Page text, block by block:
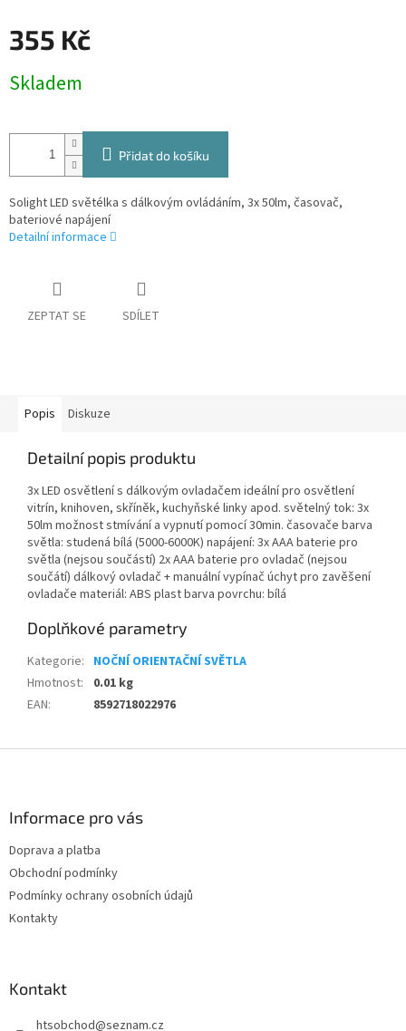
355 Kč
cena:
Skladem
Přidat do košíku
Solight LED světélka s dálkovým ovládáním, 3x 50lm, časovač,
bateriové napájení
Detailní informace
ZEPTAT SE SDÍLET
Popis Diskuze
Detailní popis produktu
3x LED osvětlení s dálkovým ovladačem ideální pro osvětlení
vitrín, knihoven, skříněk, kuchyňské linky apod. světelný tok: 3x
50lm možnost stmívání a vypnutí pomocí 30min. časovače barva
světla: studená bílá (5000-6000K) napájení: 3x AAA baterie pro
světla (nejsou součástí) 2x AAA baterie pro ovladač (nejsou
součátí) dálkový ovladač + manuální vypínač úchyt pro zavěšení
ovladače materiál: ABS plast barva povrchu: bílá
Doplňkové parametry
Kategorie: NOČNÍ ORIENTAČNÍ SVĚTLA
Hmotnost:
0.01 kg
EAN: 8592718022976
Informace pro vás
Doprava a platba
Obchodní podmínky
Podmínky ochrany osobních údajů
Kontakty
Kontakt
htsobchod@seznam.cz